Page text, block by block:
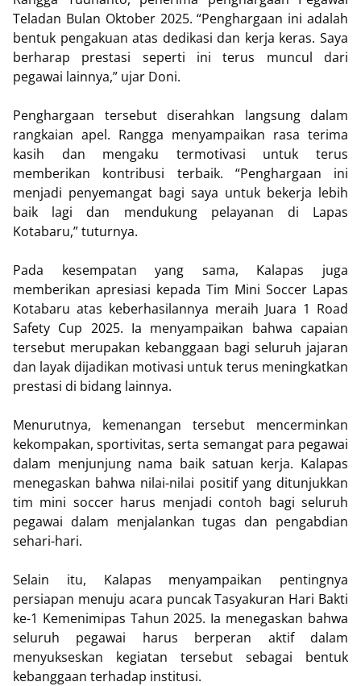
Teladan Bulan Oktober 2025. “Penghargaan ini adalah
bentuk pengakuan atas dedikasi dan kerja keras. Saya
berharap prestasi seperti ini terus muncul dari
pegawai lainnya,” ujar Doni.
Penghargaan tersebut diserahkan langsung dalam
rangkaian apel. Rangga menyampaikan rasa terima
kasih dan mengaku termotivasi untuk terus
memberikan kontribusi terbaik. “Penghargaan ini
menjadi penyemangat bagi saya untuk bekerja lebih
baik lagi dan mendukung pelayanan di Lapas
Kotabaru,” tuturnya.
Pada kesempatan yang sama, Kalapas juga
memberikan apresiasi kepada Tim Mini Soccer Lapas
Kotabaru atas keberhasilannya meraih Juara 1 Road
Safety Cup 2025. Ia menyampaikan bahwa capaian
tersebut merupakan kebanggaan bagi seluruh jajaran
dan layak dijadikan motivasi untuk terus meningkatkan
prestasi di bidang lainnya.
Menurutnya, kemenangan tersebut mencerminkan
kekompakan, sportivitas, serta semangat para pegawai
dalam menjunjung nama baik satuan kerja. Kalapas
menegaskan bahwa nilai-nilai positif yang ditunjukkan
tim mini soccer harus menjadi contoh bagi seluruh
pegawai dalam menjalankan tugas dan pengabdian
sehari-hari.
Selain itu, Kalapas menyampaikan pentingnya
persiapan menuju acara puncak Tasyakuran Hari Bakti
ke-1 Kemenimipas Tahun 2025. Ia menegaskan bahwa
seluruh pegawai harus berperan aktif dalam
menyukseskan kegiatan tersebut sebagai bentuk
kebanggaan terhadap institusi.